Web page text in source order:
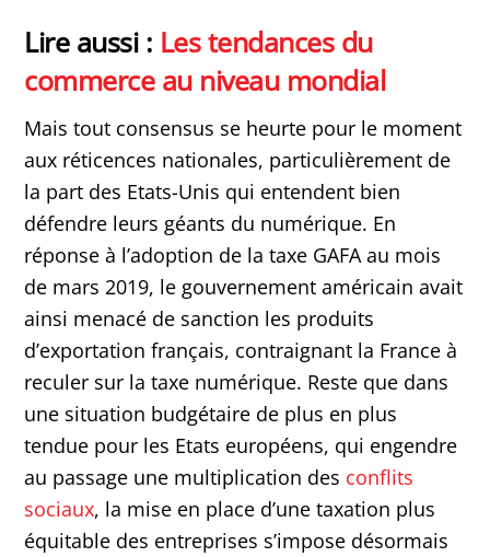
Lire aussi : Les tendances du
commerce au niveau mondial
Mais tout consensus se heurte pour le moment
aux réticences nationales, particulièrement de
la part des Etats-Unis qui entendent bien
défendre leurs géants du numérique. En
réponse à l’adoption de la taxe GAFA au mois
de mars 2019, le gouvernement américain avait
ainsi menacé de sanction les produits
d’exportation français, contraignant la France à
reculer sur la taxe numérique. Reste que dans
une situation budgétaire de plus en plus
tendue pour les Etats européens, qui engendre
au passage une multiplication des conflits
sociaux, la mise en place d’une taxation plus
équitable des entreprises s’impose désormais